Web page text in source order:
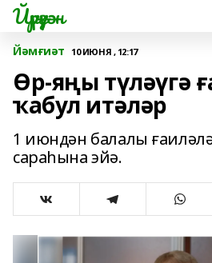
Йүрүҙән
Йәмғиәт 10 ИЮНЯ , 12:17
Өр-яңы түләүгә
ҡабул итәләр
1 июндән балалы
сараһына эйә.